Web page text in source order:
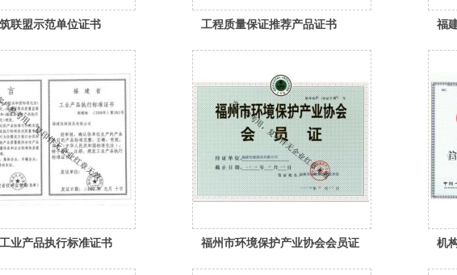
联盟示范单位证书 工程质量保证推荐产品证书 福
业产品执行标准证书 福州市环境保护产业协会会员证 机